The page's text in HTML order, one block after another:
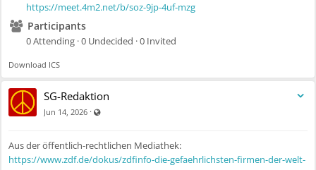
https://meet.4m2.net/b/soz-9jp-4uf-mzg
Participants
0 Attending · 0 Undecided · 0 Invited
Download ICS
SG-Redaktion
Jun 14, 2026 ·
Aus der öffentlich-rechtlichen Mediathek:
https://www.zdf.de/dokus/zdfinfo-die-gefaehrlichsten-firmen-der-welt-